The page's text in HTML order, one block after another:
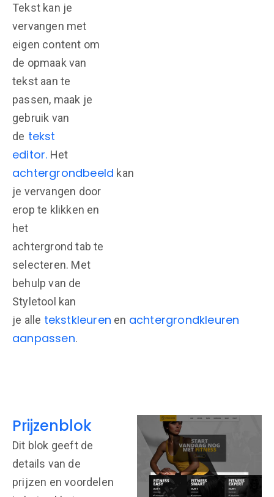
Tekst kan je
vervangen met
eigen content om
de opmaak van
tekst aan te
passen, maak je
gebruik van
de tekst
editor. Het
achtergrondbeeld kan
je vervangen door
erop te klikken en
het
achtergrond tab te
selecteren. Met
behulp van de
Styletool kan
je alle tekstkleuren en achtergrondkleuren
aanpassen.
Prijzenblok
Dit blok geeft de
details van de
prijzen en voordelen